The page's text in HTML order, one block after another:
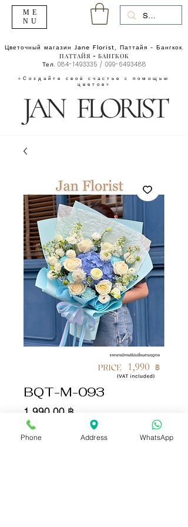
«Создайте своё счастье с помощью
цветов»
Цветочный магазин Jane Florist, Паттайя - Бангкок.
ПАТТАЙЯ - БАНГКОК
Тел. 084-1493335 / 099-6493488
ME
NU
BQT-M-093
1 990,00 ฿Цена
Количество
Phone Address WhatsApp